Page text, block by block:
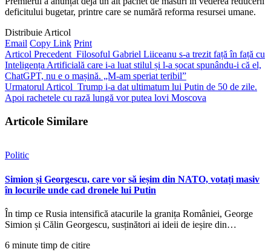
deficitului bugetar, printre care se numără reforma resursei umane.
Distribuie Articol
Email Copy Link Print
Articol Precedent Filosoful Gabriel Liiceanu s-a trezit față în față cu
Inteligența Artificială care i-a luat stilul și l-a șocat spunându-i că el,
ChatGPT, nu e o mașină. „M-am speriat teribil”
Urmatorul Articol Trump i-a dat ultimatum lui Putin de 50 de zile.
Apoi rachetele cu rază lungă vor putea lovi Moscova
Articole Similare
Politic
Simion și Georgescu, care vor să ieșim din NATO, votați masiv
în locurile unde cad dronele lui Putin
În timp ce Rusia intensifică atacurile la granița României, George
Simion și Călin Georgescu, susținători ai ideii de ieșire din…
6 minute timp de citire